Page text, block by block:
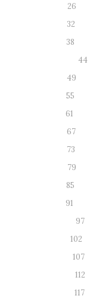
26
32
38
44
49
55
61
67
73
79
85
91
97
102
107
112
117